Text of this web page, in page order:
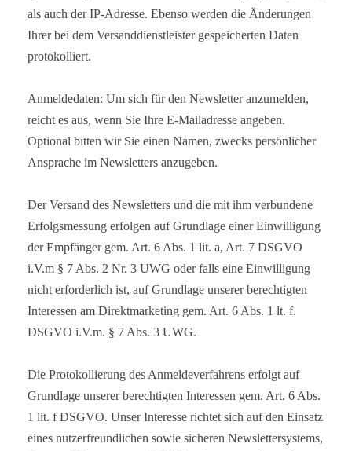
als auch der IP-Adresse. Ebenso werden die Änderungen
Ihrer bei dem Versanddienstleister gespeicherten Daten
protokolliert.
Anmeldedaten: Um sich für den Newsletter anzumelden,
reicht es aus, wenn Sie Ihre E-Mailadresse angeben.
Optional bitten wir Sie einen Namen, zwecks persönlicher
Ansprache im Newsletters anzugeben.
Der Versand des Newsletters und die mit ihm verbundene
Erfolgsmessung erfolgen auf Grundlage einer Einwilligung
der Empfänger gem. Art. 6 Abs. 1 lit. a, Art. 7 DSGVO
i.V.m § 7 Abs. 2 Nr. 3 UWG oder falls eine Einwilligung
nicht erforderlich ist, auf Grundlage unserer berechtigten
Interessen am Direktmarketing gem. Art. 6 Abs. 1 lt. f.
DSGVO i.V.m. § 7 Abs. 3 UWG.
Die Protokollierung des Anmeldeverfahrens erfolgt auf
Grundlage unserer berechtigten Interessen gem. Art. 6 Abs.
1 lit. f DSGVO. Unser Interesse richtet sich auf den Einsatz
eines nutzerfreundlichen sowie sicheren Newslettersystems,